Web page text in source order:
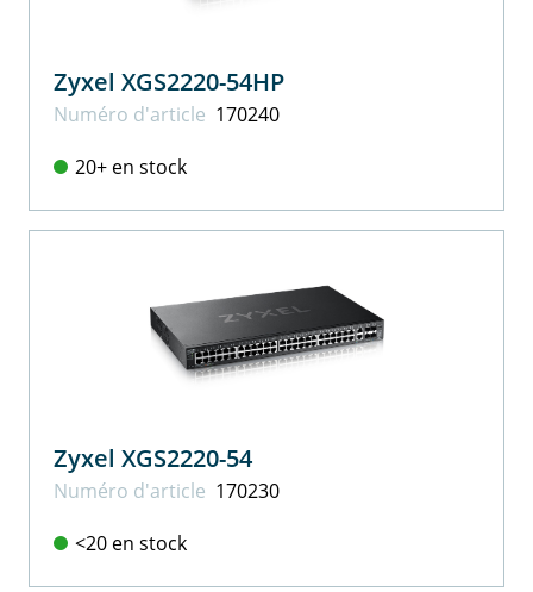
Zyxel XGS2220-54HP
Numéro d'article 170240
20+ en stock
Zyxel XGS2220-54
Numéro d'article 170230
<20 en stock